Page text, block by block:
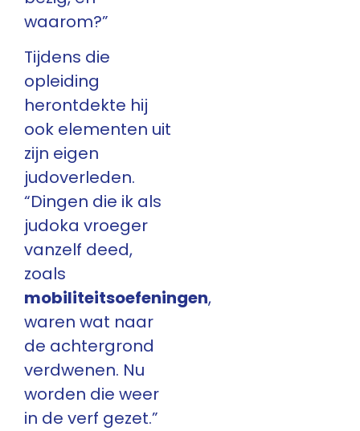
waarom?”
Tijdens die
opleiding
herontdekte hij
ook elementen uit
zijn eigen
judoverleden.
“Dingen die ik als
judoka vroeger
vanzelf deed,
zoals
mobiliteitsoefeningen,
waren wat naar
de achtergrond
verdwenen. Nu
worden die weer
in de verf gezet.”